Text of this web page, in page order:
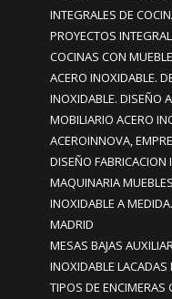
INTEGRALES DE
PROYECTOS
COCINAS CON
ACERO INOXIDABLE.
INOXIDABLE. DISEÑO
MOBILIARIO ACERO
ACEROINNOVA,
DISEÑO
MAQUINARIA
INOXIDABLE A
MADRID
MESAS BAJAS
INOXIDABLE LACADAS
TIPOS DE